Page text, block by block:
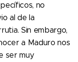
no
al de la
Sin embargo,
a Maduro nos
ser muy